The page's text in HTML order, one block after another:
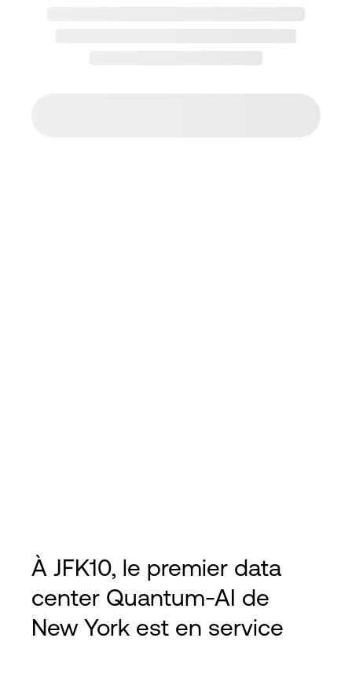
À JFK10, le premier data
center Quantum-AI de
New York est en service